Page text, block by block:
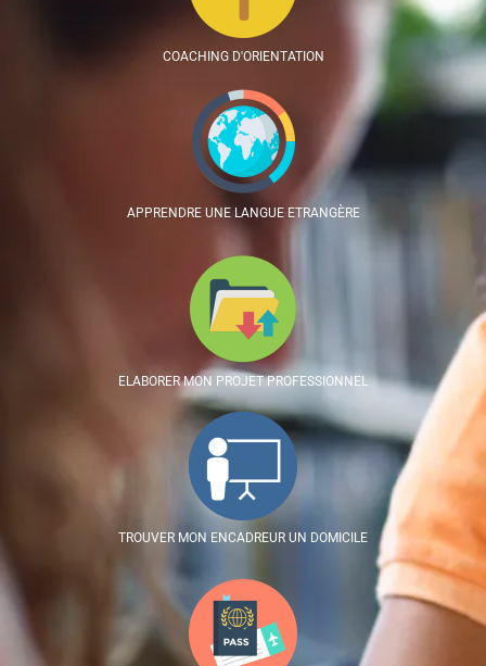
COACHING D'ORIENTATION
APPRENDRE UNE LANGUE ETRANGÈRE
ELABORER MON PROJET PROFESSIONNEL
TROUVER MON ENCADREUR UN DOMICILE